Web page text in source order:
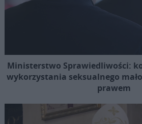
Ministerstwo Sprawiedliwości:
wykorzystania seksualnego
prawem